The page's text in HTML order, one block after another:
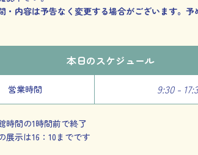
・内容は予告なく変更する場合がございます。予
本日のスケジュール
営業時間 9:30 -
時間の1時間前で終了
展示は16：10までです